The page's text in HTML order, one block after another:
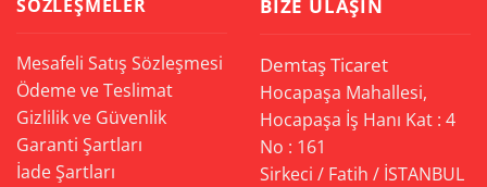
SÖZLEŞMELER
Mesafeli Satış Sözleşmesi
Ödeme ve Teslimat
Gizlilik ve Güvenlik
Garanti Şartları
İade Şartları
BIZE ULAŞIN
Demtaş Ticaret
Hocapaşa Mahallesi,
Hocapaşa İş Hanı Kat : 4
No : 161
Sirkeci / Fatih / İSTANBUL